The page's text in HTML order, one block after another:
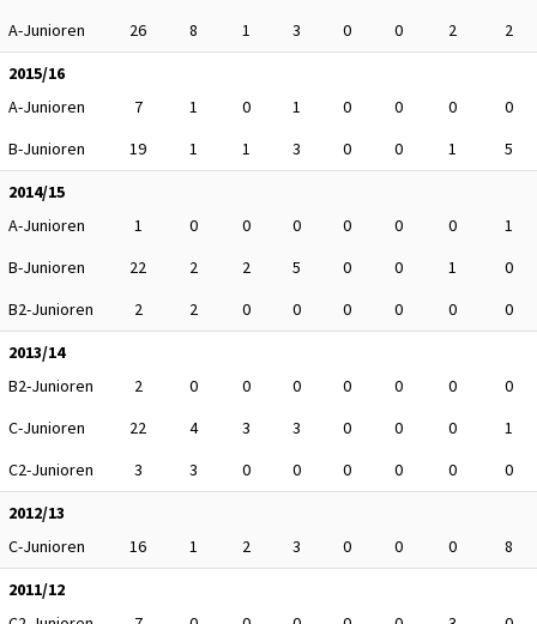
A-Junioren
26 8 1 3 0 0 2
2
2015/16
A-Junioren
7 1 0 1 0 0 0
0
B-Junioren
19 1 1 3 0 0 1
5
2014/15
A-Junioren
1 0 0 0 0 0 0
1
B-Junioren
22 2 2 5 0 0 1
0
B2-Junioren
2 2 0 0 0 0 0
0
2013/14
B2-Junioren
2 0 0 0 0 0 0
0
C-Junioren
22 4 3 3 0 0 0
1
C2-Junioren
3 3 0 0 0 0 0
0
2012/13
C-Junioren
16 1 2 3 0 0 0
8
2011/12